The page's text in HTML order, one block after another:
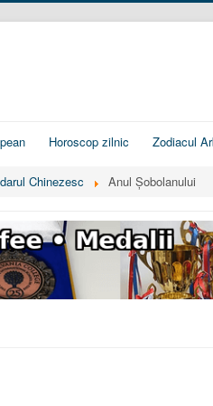
Horoscop zilnic Zodiacul
Chinezesc Anul Șobolanului